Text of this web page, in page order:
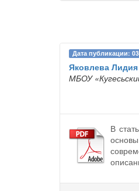
Дата публикации:
Яковлева
МБОУ
В